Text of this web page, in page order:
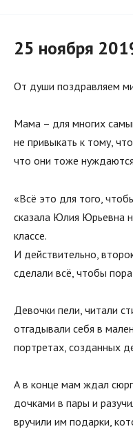
25 ноября
От души поздравляем
Мама – для многих
не привыкать к тому,
что они тоже
«Всё это для того,
сказала Юлия Юрьевна
классе.
И действительно,
сделали всё, чтобы
Девочки пели, читали
отгадывали себя в
портретах, созданных
А в конце мам ждал
дочками в пары и
вручили им подарки,